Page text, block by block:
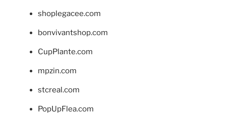
shoplegacee.com
bonvivantshop.com
CupPlante.com
mpzin.com
stcreal.com
PopUpFlea.com